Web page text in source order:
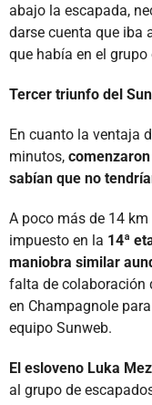
abajo la escapada,
darse cuenta que iba
que había en el grupo
Tercer triunfo del
En cuanto la ventaja
minutos,
sabían que no
A poco más de 14
impuesto en la 14ª
maniobra similar
falta de colaboración
en Champagnole
equipo Sunweb.
El esloveno Luka
al grupo de